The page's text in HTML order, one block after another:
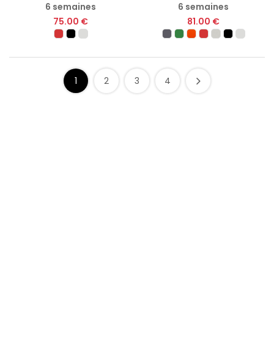
6 semaines
75.00 €
6 semaines
81.00 €
1 2 3 4